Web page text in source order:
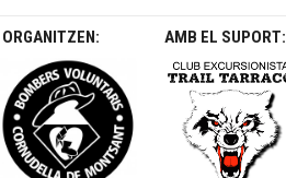
ORGANITZEN: AMB EL SUPORT: